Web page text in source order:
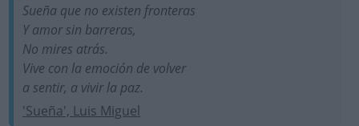
Sueña que no existen fronteras
Y amor sin barreras,
No mires atrás.
Vive con la emoción de volver
a sentir, a vivir la paz.
'Sueña', Luis Miguel